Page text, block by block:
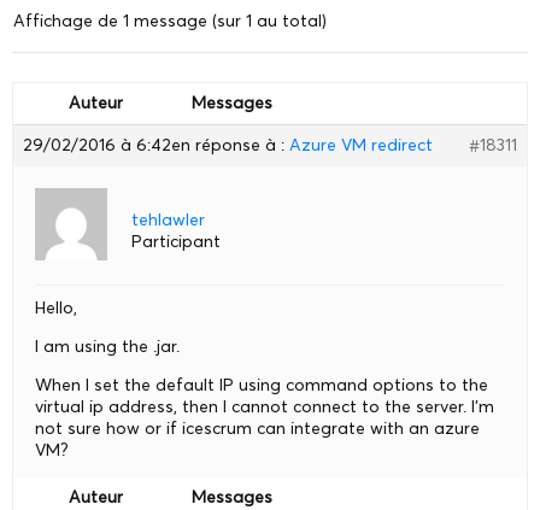
Affichage de 1 message (sur 1 au total)
Auteur Messages
29/02/2016 à 6:42en réponse à : Azure VM redirect #18311
tehlawler
Participant
Hello,
I am using the .jar.
When I set the default IP using command options to the
virtual ip address, then I cannot connect to the server. I’m
not sure how or if icescrum can integrate with an azure
VM?
Auteur Messages